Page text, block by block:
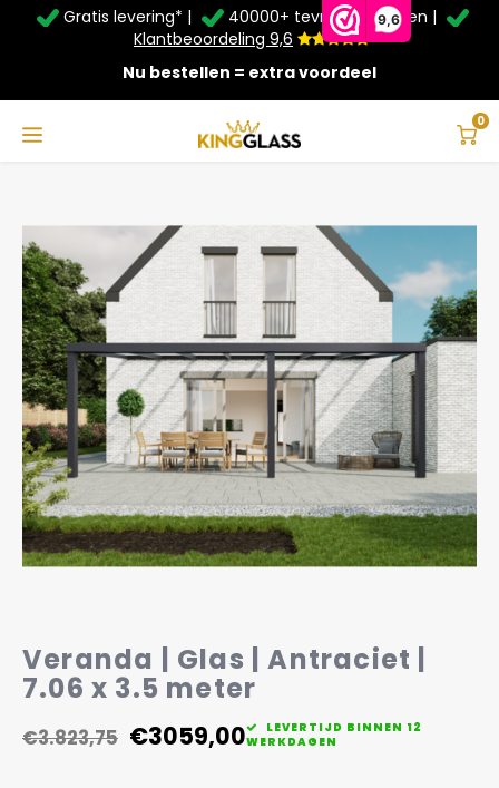
9,6
Service & Contact
Bezorging
Afhalen
Montage
Betaalmethoden
Garantie
Veelgestelde vragen
Taal
Deutsch
Gratis levering* |
40000+ tevreden klanten |
Klantbeoordeling 9,6
Nu bestellen = extra voordeel
0
Zomer Deals: Tot 20% kortingop schuifwanden en
veranda's +€20extra kassa korting*
Veranda | Glas | Antraciet | 7.06 x 3.5 meter
Veranda | Glas | Antraciet |
7.06 x 3.5 meter
€3.823,75 €3059,00
LEVERTIJD BINNEN 12
WERKDAGEN